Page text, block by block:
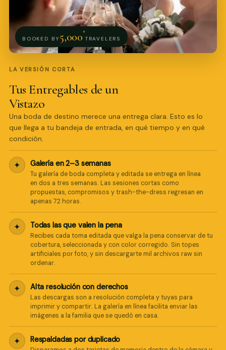
BOOKED BY 5,000+
TRAVELERS
LA VERSIÓN CORTA
Tus Entregables de un
Vistazo
Una boda de destino merece una entrega clara. Esto es lo
que llega a tu bandeja de entrada, en qué tiempo y en qué
condición.
✦ Galería en 2–3 semanas
Tu galería de boda completa y editada se entrega en línea
en dos a tres semanas. Las sesiones cortas como
propuestas, compromisos y trash-the-dress regresan en
apenas 72 horas.
✦ Todas las que valen la pena
Recibes cada toma editada que valga la pena conservar de tu
cobertura, seleccionada y con color corregido. Sin topes
artificiales por foto, y sin descargarte mil archivos raw sin
ordenar.
✦ Alta resolución con derechos
Las descargas son a resolución completa y tuyas para
imprimir y compartir. La galería en línea facilita enviar las
imágenes a la familia que se quedó en casa.
✦ Respaldadas por duplicado
Pro Art Photographers
en línea